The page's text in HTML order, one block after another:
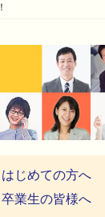
はじめての方へ
卒業生の皆様へ